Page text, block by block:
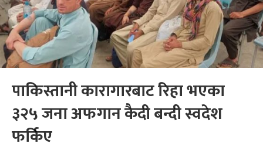
पाकिस्तानी कारागारबाट रिहा भएका
३२५ जना अफगान कैदी बन्दी स्वदेश
फर्किए